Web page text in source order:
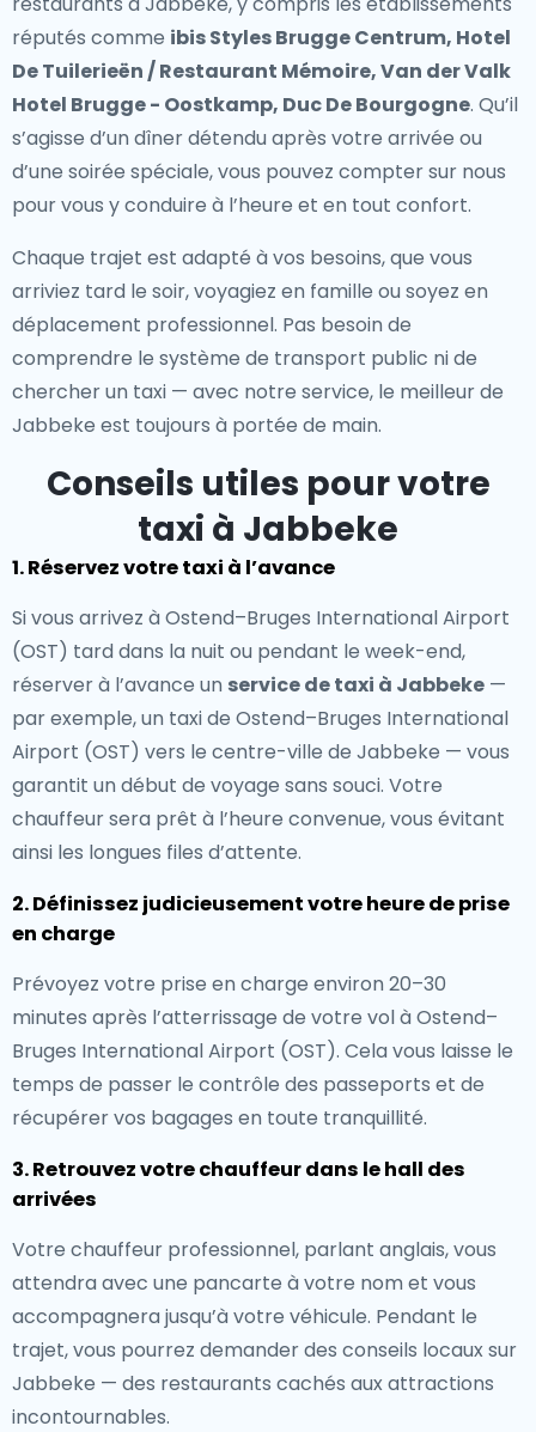
réputés comme ibis Styles Brugge Centrum, Hotel
De Tuilerieën / Restaurant Mémoire, Van der Valk
Hotel Brugge - Oostkamp, Duc De Bourgogne. Qu’il
s’agisse d’un dîner détendu après votre arrivée ou
d’une soirée spéciale, vous pouvez compter sur nous
pour vous y conduire à l’heure et en tout confort.
Chaque trajet est adapté à vos besoins, que vous
arriviez tard le soir, voyagiez en famille ou soyez en
déplacement professionnel. Pas besoin de
comprendre le système de transport public ni de
chercher un taxi — avec notre service, le meilleur de
Jabbeke est toujours à portée de main.
Conseils utiles pour votre
taxi à Jabbeke
1. Réservez votre taxi à l’avance
Si vous arrivez à Ostend–Bruges International Airport
(OST) tard dans la nuit ou pendant le week-end,
réserver à l’avance un service de taxi à Jabbeke —
par exemple, un taxi de Ostend–Bruges International
Airport (OST) vers le centre-ville de Jabbeke — vous
garantit un début de voyage sans souci. Votre
chauffeur sera prêt à l’heure convenue, vous évitant
ainsi les longues files d’attente.
2. Définissez judicieusement votre heure de prise
en charge
Prévoyez votre prise en charge environ 20–30
minutes après l’atterrissage de votre vol à Ostend–
Bruges International Airport (OST). Cela vous laisse le
temps de passer le contrôle des passeports et de
récupérer vos bagages en toute tranquillité.
3. Retrouvez votre chauffeur dans le hall des
arrivées
Votre chauffeur professionnel, parlant anglais, vous
attendra avec une pancarte à votre nom et vous
accompagnera jusqu’à votre véhicule. Pendant le
trajet, vous pourrez demander des conseils locaux sur
Jabbeke — des restaurants cachés aux attractions
incontournables.